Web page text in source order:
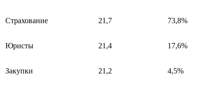
Страхование 21,7 73,8%
Юристы 21,4 17,6%
Закупки 21,2 4,5%